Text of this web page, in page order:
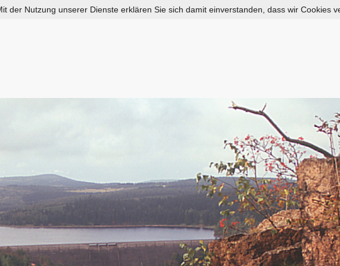
der Nutzung unserer Dienste erklären Sie sich damit einverstanden, dass wir Cookies